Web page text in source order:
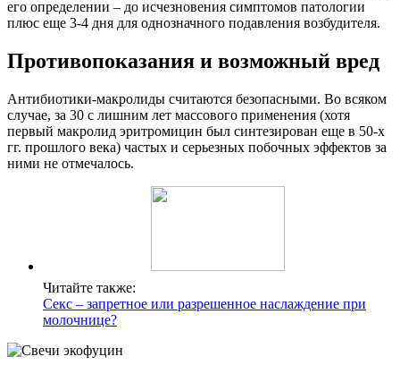
его определении – до исчезновения симптомов патологии
плюс еще 3-4 дня для однозначного подавления возбудителя.
Противопоказания и возможный вред
Антибиотики-макролиды считаются безопасными. Во всяком
случае, за 30 с лишним лет массового применения (хотя
первый макролид эритромицин был синтезирован еще в 50-х
гг. прошлого века) частых и серьезных побочных эффектов за
ними не отмечалось.
Читайте также:
Секс – запретное или разрешенное наслаждение при
молочнице?